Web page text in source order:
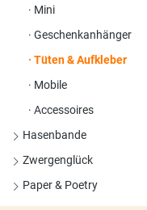
Mini
Geschenkanhänger
Tüten & Aufkleber
Mobile
Accessoires
Hasenbande
Zwergenglück
Paper & Poetry